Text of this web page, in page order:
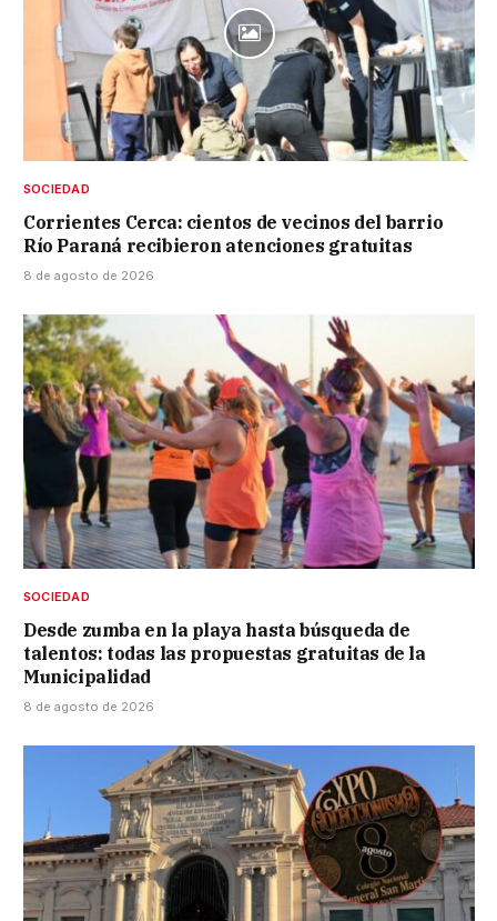
SOCIEDAD
Corrientes Cerca: cientos de vecinos del barrio
Río Paraná recibieron atenciones gratuitas
8 de agosto de 2026
SOCIEDAD
Desde zumba en la playa hasta búsqueda de
talentos: todas las propuestas gratuitas de la
Municipalidad
8 de agosto de 2026